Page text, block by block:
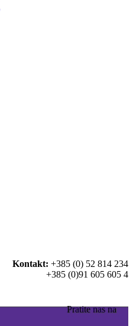
Kontakt: +385 (0) 52 814 234
+385 (0)91 605 605 4
Pratite nas na